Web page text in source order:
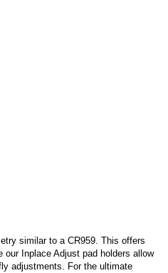
similar to a CR959. This offers
our Inplace Adjust pad holders allow
adjustments. For the ultimate